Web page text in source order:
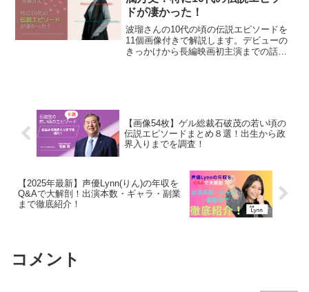
ドが凄かった！
波瑠さんの10代の頃の伝説エピソードを
11個画像付きで解説します。デビューの
きっかけから長編映画初主演までの話
【画像54枚】ゲル総裁石破茂の若い頃の
伝説エピソードまとめ８選！出生から政
界入りまでを調査！
【2025年最新】声優Lynn(りん)の年収を
Q&Aで大解剖！出演本数・ギャラ・副業
まで徹底紹介！
コメント